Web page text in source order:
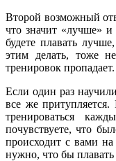
Второй возможный
что значит «лучше»
будете плавать
этим делать, тоже
тренировок пропадает.
Если один раз
все же притупляется.
тренироваться
почувствуете, что
происходит с вами
нужно, что бы